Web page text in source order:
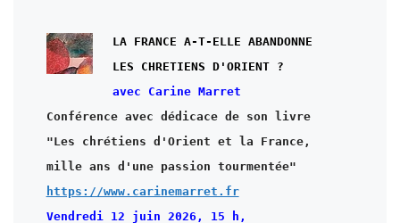
LA FRANCE A-T-ELLE ABANDONNE
avec Carine Marret
Conférence avec dédicace de son livre
"Les chrétiens d'Orient et la France,
https://www.carinemarret.fr
Vendredi 12 juin 2026, 15 h,